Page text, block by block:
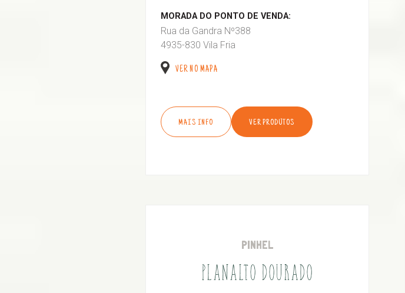
MORADA DO PONTO DE VENDA:
Rua da Gandra Nº388
4935-830 Vila Fria
VER NO MAPA
MAIS INFO VER PRODUTOS
PINHEL
PLANALTO DOURADO